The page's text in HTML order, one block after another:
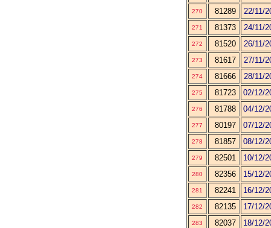
270 81289 22/11/
271 81373 24/11/
272 81520 26/11/
273 81617 27/11/
274 81666 28/11/
275 81723 02/12/
276 81788 04/12/
277 80197 07/12/
278 81857 08/12/
279 82501 10/12/
280 82356 15/12/
281 82241 16/12/
282 82135 17/12/
283 82037 18/12/